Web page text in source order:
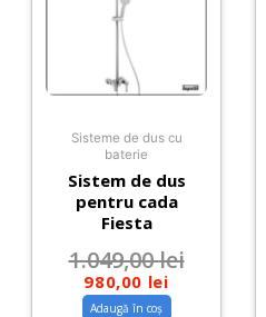
Sisteme de dus cu
baterie
Sistem de dus
pentru cada
Fiesta
1.049,00lei
980,00 lei
Adaugă în coș